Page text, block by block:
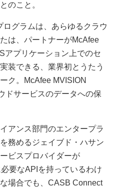
のこと。
グラムは、あらゆるクラウ
は、パートナーがMcAfee
アプリケーション上でのセ
装できる、業界初とうたう
ク。McAfee MVISION
ドサービスのデータへの保
アンス部門のエンタープラ
務めるジェイブド・ハサン
ビスプロバイダーが
要なAPIを持っているわけ
場合でも、CASB Connect